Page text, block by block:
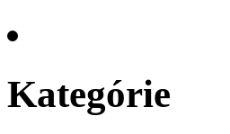
Kategórie